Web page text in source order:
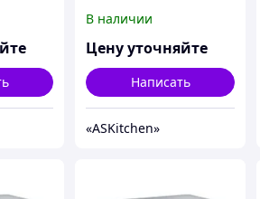
полки ASKitchen ASKO-
17/6
В наличии
Цену уточняйте
Написать
«ASKitсhen»